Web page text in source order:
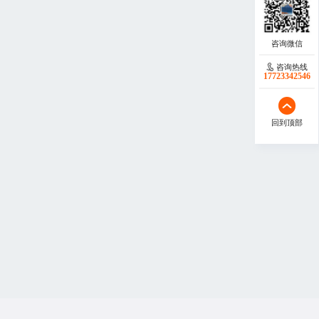
咨询热线
17723342546
回到顶部